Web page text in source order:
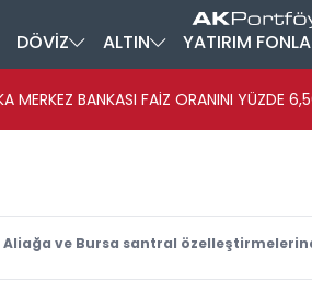
DÖVİZ ALTIN YATIRIM
MERKEZ BANKASI FAİZ ORANINI YÜZDE
Aliağa ve Bursa santral